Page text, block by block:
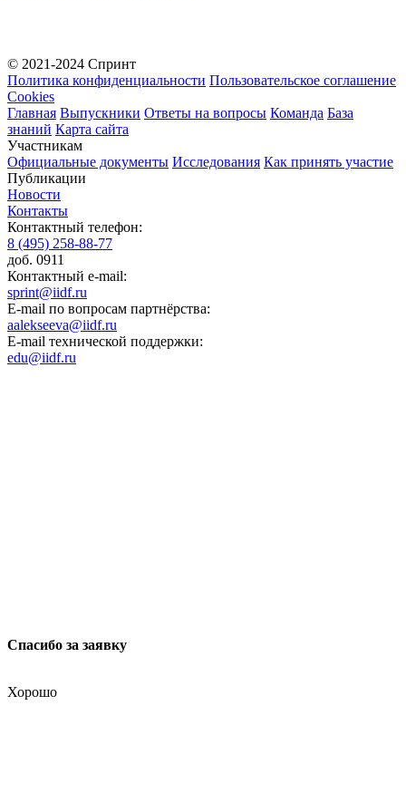
© 2021-2024 Спринт
Политика конфиденциальности Пользовательское соглашение
Cookies
Главная Выпускники Ответы на вопросы Команда База
знаний Карта сайта
Участникам
Официальные документы Исследования Как принять участие
Публикации
Новости
Контакты
Контактный телефон:
8 (495) 258-88-77
доб. 0911
Контактный e-mail:
sprint@iidf.ru
E-mail по вопросам партнёрства:
aalekseeva@iidf.ru
E-mail технической поддержки:
edu@iidf.ru
Спасибо за заявку
Хорошо